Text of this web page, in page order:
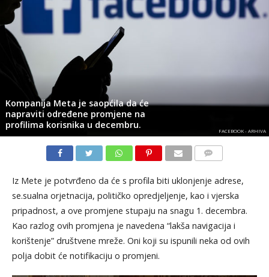
Kompanija Meta je saopćila da će
napraviti određene promjene na
profilima korisnika u decembru.
FACEBOOK - ARHIVA
Iz Mete je potvrđeno da će s profila biti uklonjenje adrese,
se.sualna orjetnacija, političko opredjeljenje, kao i vjerska
pripadnost, a ove promjene stupaju na snagu 1. decembra.
Kao razlog ovih promjena je navedena “lakša navigacija i
korištenje” društvene mreže. Oni koji su ispunili neka od ovih
polja dobit će notifikaciju o promjeni.